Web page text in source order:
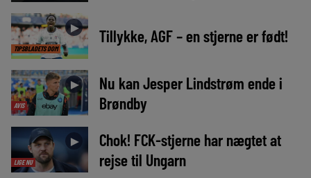
TIPSBLADETS DOM
► Tillykke, AGF – en stjerne er født!
AVIS
►
Nu kan Jesper Lindstrøm ende i
Brøndby
LIGE NU
►
Chok! FCK-stjerne har nægtet at
rejse til Ungarn